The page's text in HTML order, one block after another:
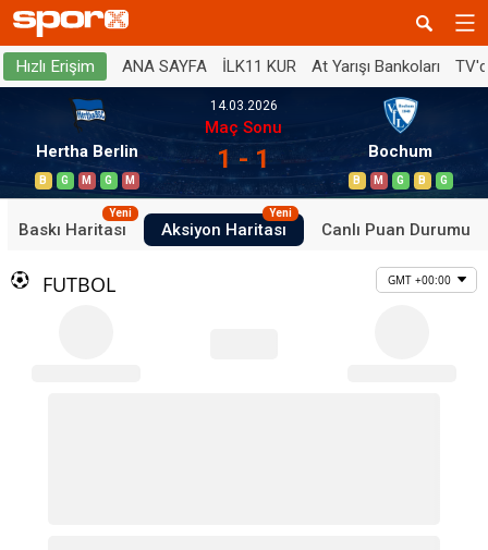
Hızlı Erişim ANA SAYFA İLK11 KUR At Yarışı Bankoları
Hertha Berlin
B G M G M
14.03.2026
Maç Sonu
1 - 1 Bochum
B M G B G
Baskı Haritası
Yeni
Aksiyon Haritası
Yeni
Canlı Puan Durumu
FUTBOL GMT +00:00